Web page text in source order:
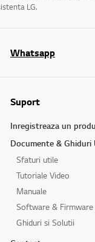
LG.
Whatsapp
Suport
Inregistreaza un
Documente & Ghiduri
Sfaturi utile
Tutoriale Video
Manuale
Software & Firmware
Ghiduri si Solutii